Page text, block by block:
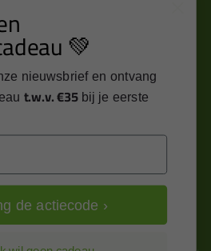
deals rechtstreeks in je
💚
nieuwsbrief en ontvang
t.w.v. €35 bij je eerste
de actiecode ›